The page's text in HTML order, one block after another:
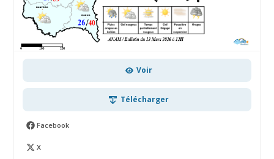
Voir
Télécharger
Facebook
X